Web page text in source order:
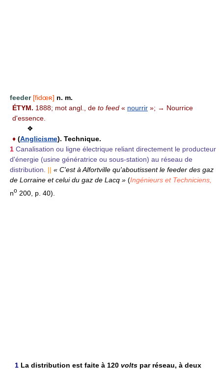
feeder [fidœʀ] n. m.
ÉTYM. 1888; mot angl., de to feed « nourrir »; → Nourrice
d'essence.
❖
♦ (Anglicisme). Technique.
1 Canalisation ou ligne électrique reliant directement le producteur
d'énergie (usine génératrice ou sous-station) au réseau de
distribution. || « C'est à Alfortville qu'aboutissent le feeder des gaz
de Lorraine et celui du gaz de Lacq » (Ingénieurs et Techniciens,
no 200, p. 40).
1 La distribution est faite à 120 volts par réseau, à deux